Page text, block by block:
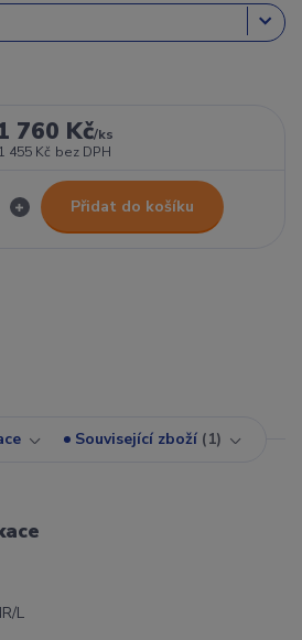
760 Kč/ks
1 455 Kč bez DPH
Přidat do košíku
Související zboží 1
L